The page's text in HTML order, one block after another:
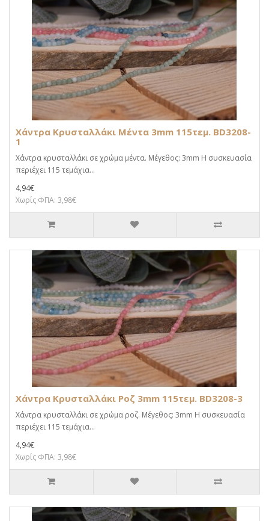
Χάντρα Κρυσταλλάκι Μέντα 3mm 115τεμ. BD3208-
1
Χάντρα κρυσταλλάκι σε χρώμα μέντα. Μέγεθος: 3mm Η συσκευασία
περιέχει 115 τεμάχια...
4,94€
Χωρίς ΦΠΑ: 3,98€
Χάντρα Κρυσταλλάκι Ροζ 3mm 115τεμ. BD3208-3
Χάντρα κρυσταλλάκι σε χρώμα ροζ. Μέγεθος: 3mm Η συσκευασία
περιέχει 115 τεμάχια...
4,94€
Χωρίς ΦΠΑ: 3,98€